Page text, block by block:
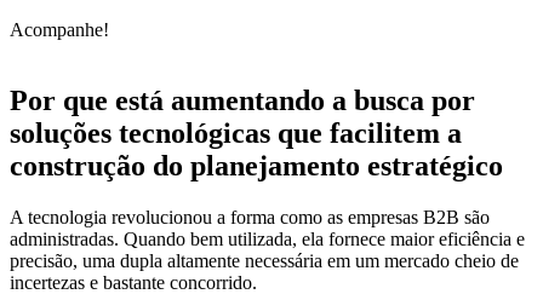
Acompanhe!
Por que está aumentando a busca por
soluções tecnológicas que facilitem a
construção do planejamento estratégico
A tecnologia revolucionou a forma como as empresas B2B são
administradas. Quando bem utilizada, ela fornece maior eficiência e
precisão, uma dupla altamente necessária em um mercado cheio de
incertezas e bastante concorrido.